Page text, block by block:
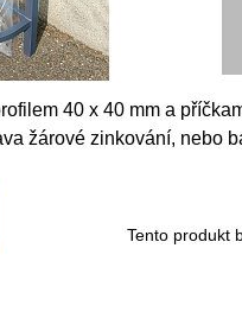
40 x 40 mm a
žárové zinkování, nebo
Tento produkt